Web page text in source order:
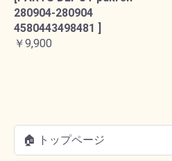
280904-280904
4580443498481 ]
￥9,900
🏠 トップページ